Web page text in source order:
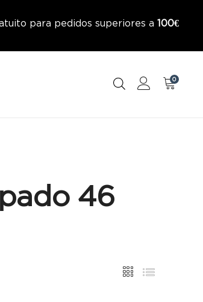
para pedidos superiores a 100€
0
46